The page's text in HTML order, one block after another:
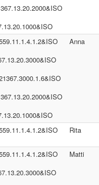
Anna
Rita
Matti